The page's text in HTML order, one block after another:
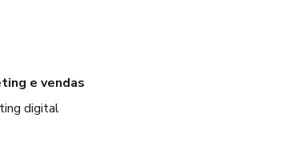
e vendas
digital